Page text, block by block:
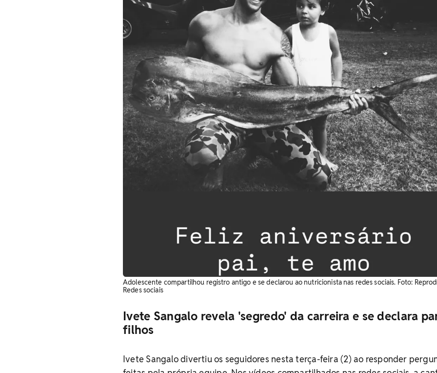
Adolescente compartilhou registro antigo e se declarou ao nutricionista nas redes sociais. ​Foto:
Redes sociais
Ivete Sangalo revela 'segredo' da carreira e se declara
filhos
Ivete Sangalo divertiu os seguidores nesta terça-feira (2) ao responder